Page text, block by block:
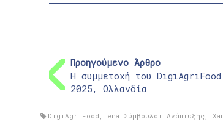
Προηγούμενο Άρθρο
Η συμμετοχή του
2025, Ολλανδία
DigiAgriFood ena Σύμβουλοι Ανάπτυξης